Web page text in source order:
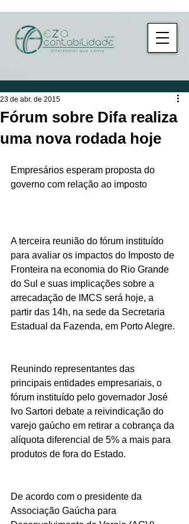
Fórum sobre Difa realiza
uma nova rodada hoje
23 de abr. de 2015
Empresários esperam proposta do
governo com relação ao imposto
A terceira reunião do fórum instituído
para avaliar os impactos do Imposto de
Fronteira na economia do Rio Grande
do Sul e suas implicações sobre a
arrecadação de IMCS será hoje, a
partir das 14h, na sede da Secretaria
Estadual da Fazenda, em Porto Alegre.
Reunindo representantes das
principais entidades empresariais, o
fórum instituído pelo governador José
Ivo Sartori debate a reivindicação do
varejo gaúcho em retirar a cobrança da
alíquota diferencial de 5% a mais para
produtos de fora do Estado.
De acordo com o presidente da
Associação Gaúcha para